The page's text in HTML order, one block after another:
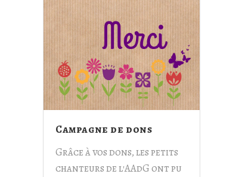
Campagne de dons
Grâce à vos dons, les petits
chanteurs de l'AAdG ont pu